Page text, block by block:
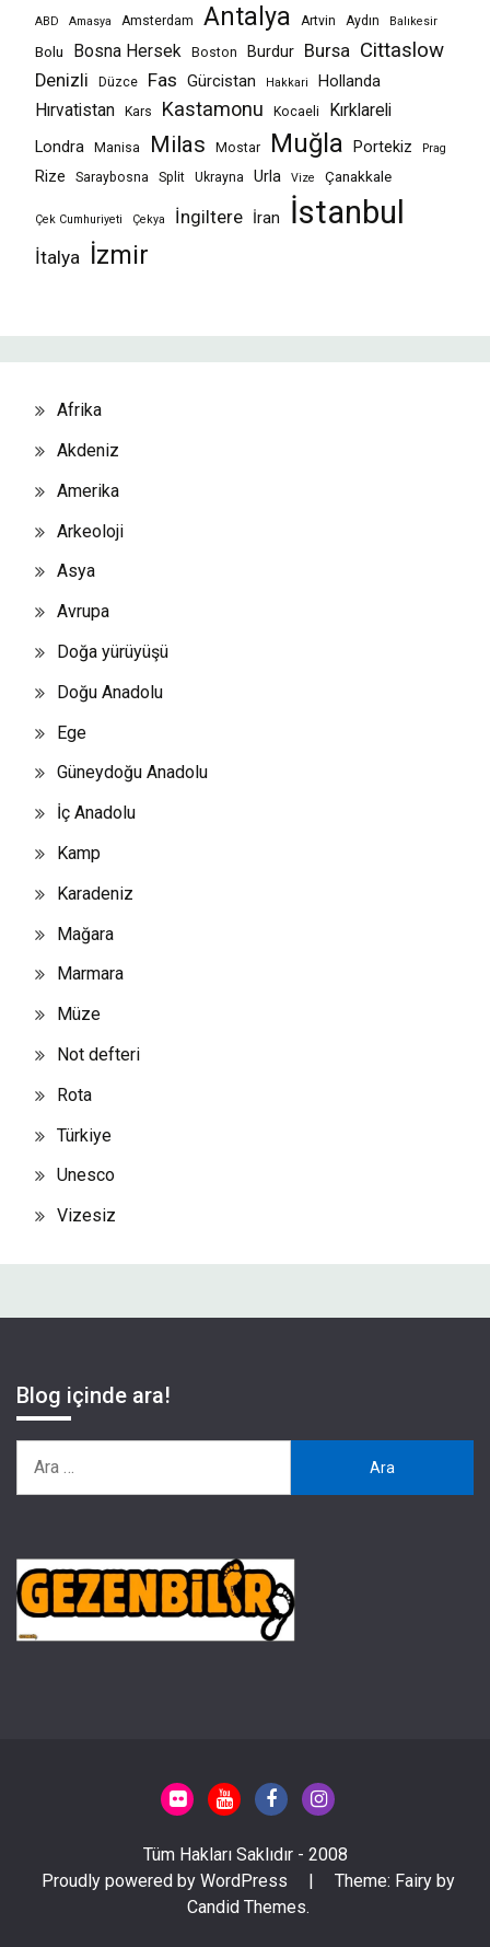
ABD Amasya Amsterdam Antalya Artvin Aydın Balıkesir
Bolu Bosna Hersek Boston Burdur Bursa Cittaslow
Denizli Düzce Fas Gürcistan Hakkari
Hollanda
Hırvatistan
Kars Kastamonu Kocaeli
Kırklareli
Londra
Manisa Milas Mostar Muğla Portekiz Prag
Rize Saraybosna Split Ukrayna Urla Vize Çanakkale
Çek Cumhuriyeti Çekya İngiltere İran İstanbul
İtalya İzmir
Afrika
Akdeniz
Amerika
Arkeoloji
Asya
Avrupa
Doğa yürüyüşü
Doğu Anadolu
Ege
Güneydoğu Anadolu
İç Anadolu
Kamp
Karadeniz
Mağara
Marmara
Müze
Not defteri
Rota
Türkiye
Unesco
Vizesiz
Blog içinde ara!
Tüm Hakları Saklıdır - 2008
Proudly powered by WordPress
Theme: Fairy by
Candid Themes.